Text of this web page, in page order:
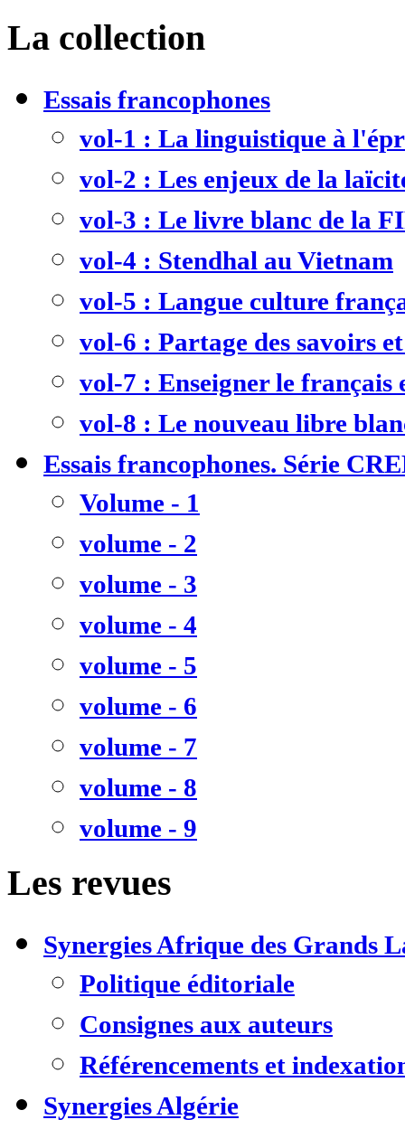
La collection
Essais francophones
vol-1 : La linguistique à
vol-2 : Les enjeux de la
vol-3 : Le livre blanc de la
vol-4 : Stendhal au Vietnam
vol-5 : Langue culture
vol-6 : Partage des savoirs
vol-7 : Enseigner le
vol-8 : Le nouveau libre
Essais francophones. Série
Volume - 1
volume - 2
volume - 3
volume - 4
volume - 5
volume - 6
volume - 7
volume - 8
volume - 9
Les revues
Synergies Afrique des Grands
Politique éditoriale
Consignes aux auteurs
Référencements et
Synergies Algérie